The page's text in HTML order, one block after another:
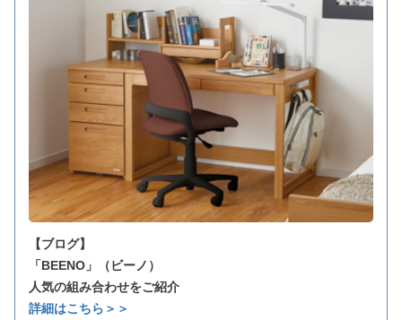
【ブログ】
「BEENO」（ビーノ）
人気の組み合わせをご紹介
詳細はこちら＞＞